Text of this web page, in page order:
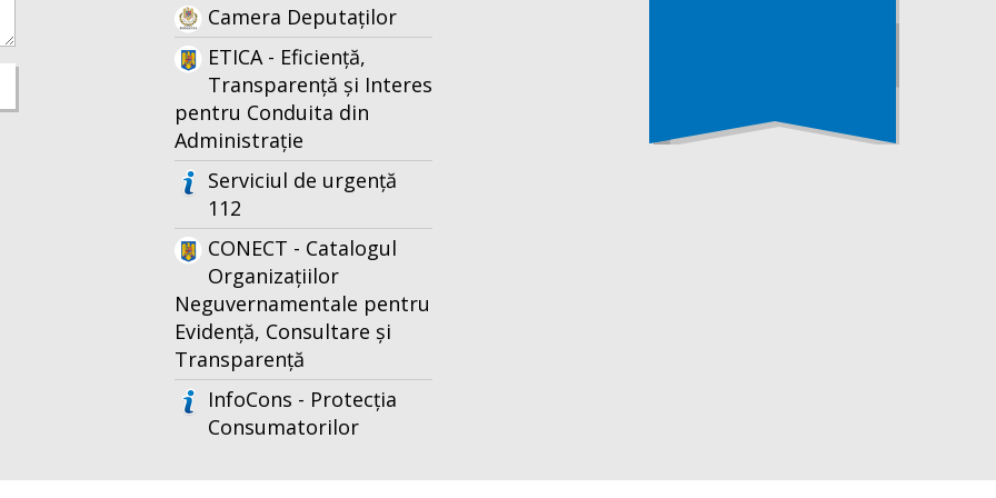
Camera Deputaților
ETICA - Eficiență,
Transparență și Interes
pentru Conduita din
Administrație
Serviciul de urgență
112
CONECT - Catalogul
Organizațiilor
Neguvernamentale pentru
Evidență, Consultare și
Transparență
InfoCons - Protecția
Consumatorilor